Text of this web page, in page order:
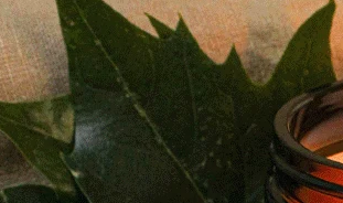
von BIOKEMA eignet sich zur
Als schönes Accessoire ist er
wieder neu verwendet werden. Ein
Dieser Teelichthalter ist von
beträgt 4 Stück. Teelichter sind
enthalten.